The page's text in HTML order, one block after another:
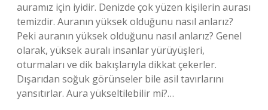
auramız için iyidir. Denizde çok yüzen kişilerin aurası
temizdir. Auranın yüksek olduğunu nasıl anlarız?
Peki auranın yüksek olduğunu nasıl anlarız? Genel
olarak, yüksek auralı insanlar yürüyüşleri,
oturmaları ve dik bakışlarıyla dikkat çekerler.
Dışarıdan soğuk görünseler bile asil tavırlarını
yansıtırlar. Aura yükseltilebilir mi?…